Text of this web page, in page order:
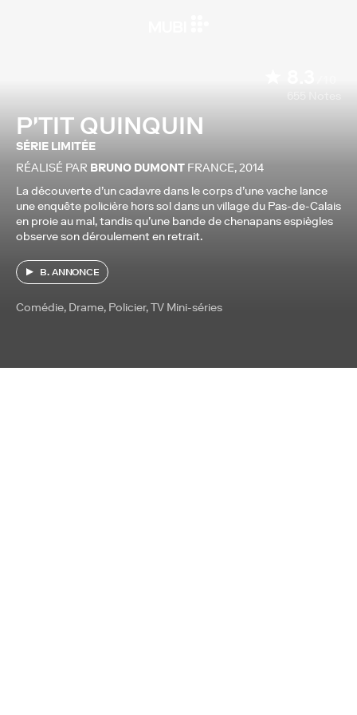
P'TIT QUINQUIN
SÉRIE LIMITÉE
RÉALISÉ PAR BRUNO DUMONT FRANCE,2014
La découverte d’un cadavre dans le corps d’une vache lance
une enquête policière hors sol dans un village du Pas-de-Calais
en proie au mal, tandis qu’une bande de chenapans espiègles
observe son déroulement en retrait.
B. ANNONCE
Comédie, Drame, Policier, TV Mini-séries